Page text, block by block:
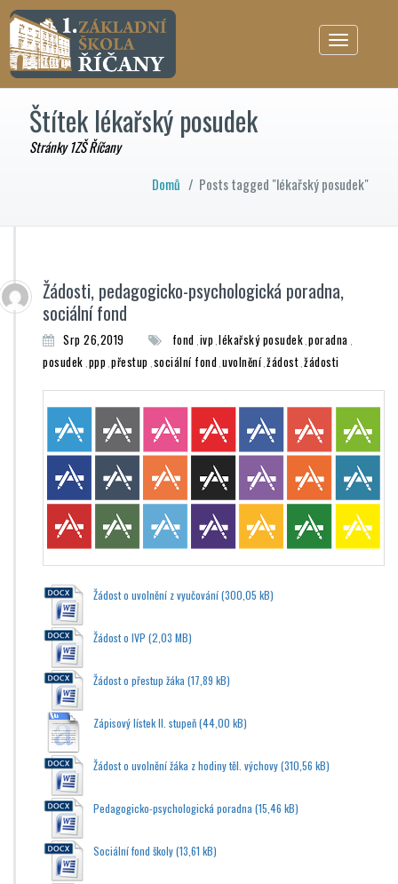
Toggle
Štítek lékařský posudek
Stránky 1ZŠ Říčany
Domů / Posts tagged "lékařský posudek"
Žádosti, pedagogicko-psychologická poradna,
sociální fond
Srp 26,2019 fond ,ivp ,lékařský posudek ,poradna ,
posudek ,ppp ,přestup ,sociální fond ,uvolnění ,žádost ,žádosti
Žádost o uvolnění z vyučování
Žádost o IVP
Žádost o přestup žáka
Zápisový lístek II. stupeň
Žádost o uvolnění žáka z hodiny těl. výchovy
Pedagogicko-psychologická poradna
Sociální fond školy